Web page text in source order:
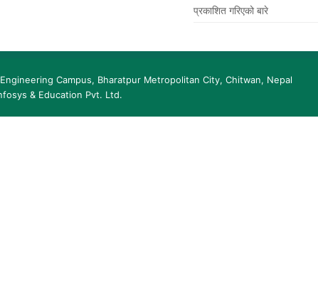
प्रकाशित गरिएको बारे
Campus, Bharatpur Metropolitan City, Chitwan, Nepal
& Education Pvt. Ltd.